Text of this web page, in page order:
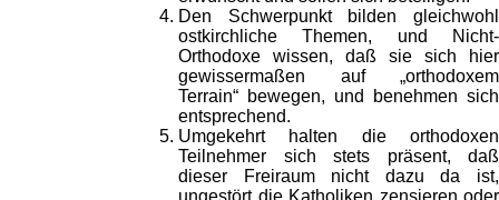
Den Schwerpunkt bilden gleichwohl
ostkirchliche Themen, und Nicht-
Orthodoxe wissen, daß sie sich hier
gewissermaßen auf „orthodoxem
Terrain“ bewegen, und benehmen sich
entsprechend.
Umgekehrt halten die orthodoxen
Teilnehmer sich stets präsent, daß
dieser Freiraum nicht dazu da ist,